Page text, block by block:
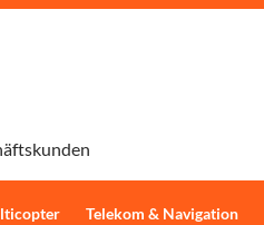
Telekom & Navigation